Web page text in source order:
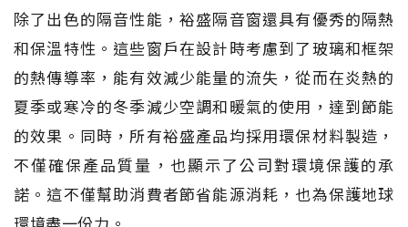
除了出色的隔音性能，裕盛隔音窗還具有優秀的隔熱
和保溫特性。這些窗戶在設計時考慮到了玻璃和框架
的熱傳導率，能有效減少能量的流失，從而在炎熱的
夏季或寒冷的冬季減少空調和暖氣的使用，達到節能
的效果。同時，所有裕盛產品均採用環保材料製造，
不僅確保產品質量，也顯示了公司對環境保護的承
諾。這不僅幫助消費者節省能源消耗，也為保護地球
環境盡一份力。